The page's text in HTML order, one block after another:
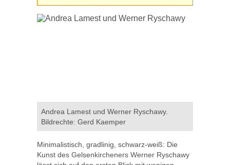
Andrea Lamest und Werner Ryschawy.
Bildrechte: Gerd Kaemper
Minimalistisch, gradlinig, schwarz-weiß: Die
Kunst des Gelsenkircheners Werner Ryschawy